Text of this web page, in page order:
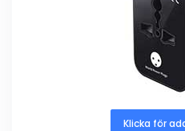
Klicka för